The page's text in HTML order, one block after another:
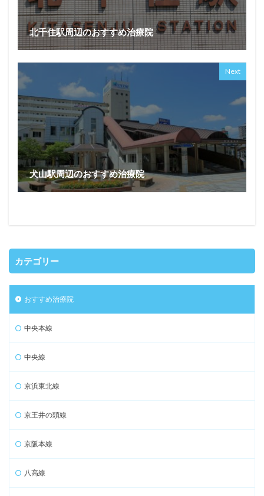
北千住駅周辺のおすすめ治療院
Next
犬山駅周辺のおすすめ治療院
カテゴリー
おすすめ治療院
中央本線
中央線
京浜東北線
京王井の頭線
京阪本線
八高線